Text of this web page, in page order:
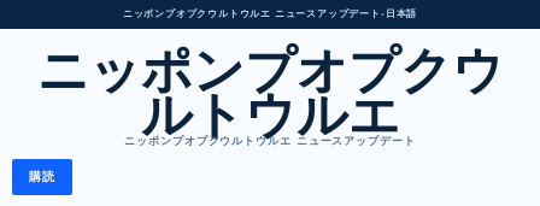
ニッポンプオプクウルトウルエ ニュースアップデート • 日本語
ニッポンプオプクウ
ルトウルエ
ニッポンプオプクウルトウルエ ニュースアップデート
購読